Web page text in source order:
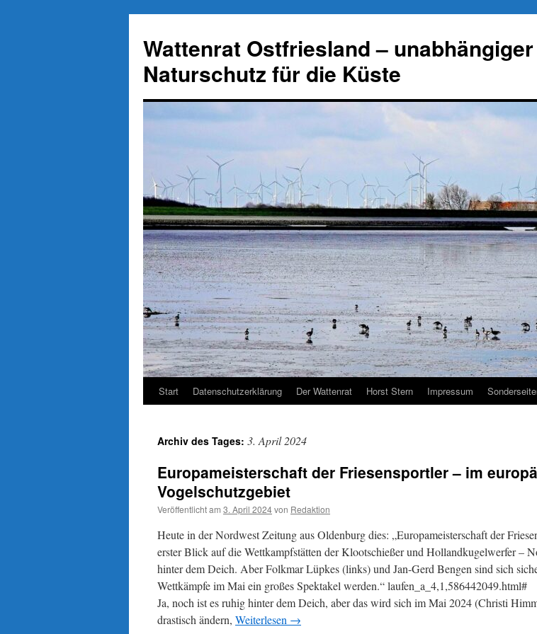
springen
Wattenrat Ostfriesland – unabhängiger
Naturschutz für die Küste
Start Datenschutzerklärung Der Wattenrat Horst Stern Impressum
Archiv des Tages: 3. April 2024
Europameisterschaft der Friesensportler – im
Vogelschutzgebiet
Veröffentlicht am 3. April 2024von Redaktion
Heute in der Nordwest Zeitung aus Oldenburg dies: „Europameisterschaft der
erster Blick auf die Wettkampfstätten der Klootschießer und Hollandkugelwerfer –
hinter dem Deich. Aber Folkmar Lüpkes (links) und Jan-Gerd Bengen sind sich
Wettkämpfe im Mai ein großes Spektakel werden.“ laufen_a_4,1,586442049.html#
Ja, noch ist es ruhig hinter dem Deich, aber das wird sich im Mai 2024 (Christi
drastisch ändern, Weiterlesen →